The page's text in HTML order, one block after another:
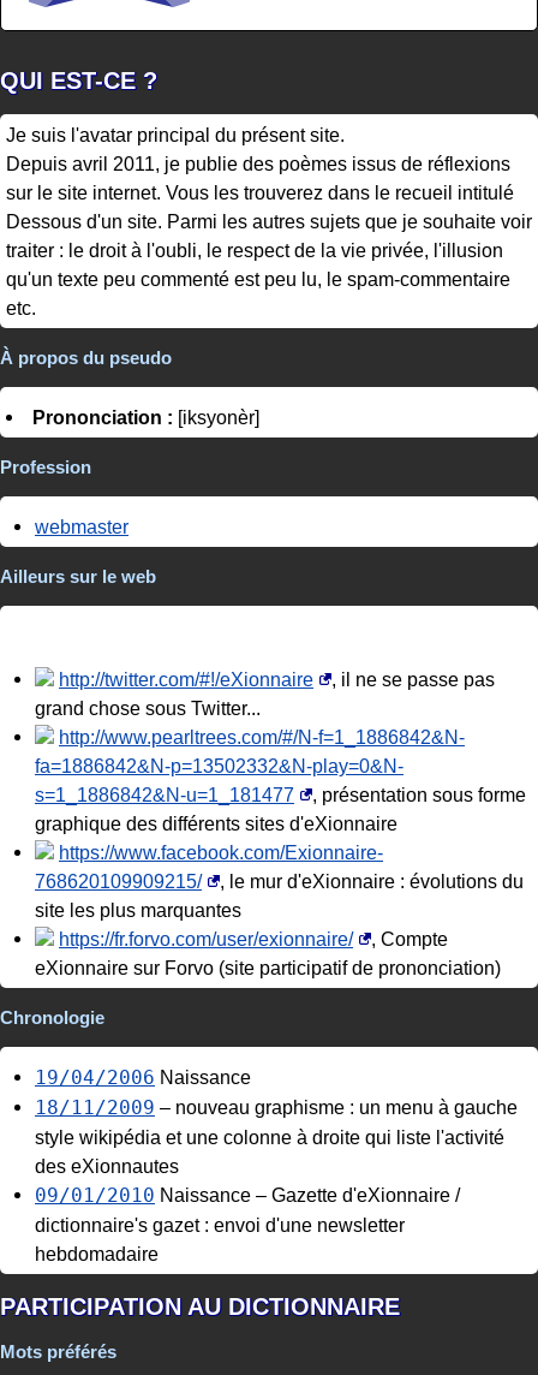
QUI EST-CE ?
Je suis l'avatar principal du présent site.
Depuis avril 2011, je publie des poèmes issus de réflexions
sur le site internet. Vous les trouverez dans le recueil intitulé
Dessous d'un site. Parmi les autres sujets que je souhaite voir
traiter : le droit à l'oubli, le respect de la vie privée, l'illusion
qu'un texte peu commenté est peu lu, le spam-commentaire
etc.
À propos du pseudo
Prononciation : [iksyonèr]
Profession
webmaster
Ailleurs sur le web
http://twitter.com/#!/eXionnaire
, il ne se passe pas
grand chose sous Twitter...
http://www.pearltrees.com/#/N-f=1_1886842&N-
fa=1886842&N-p=13502332&N-play=0&N-
s=1_1886842&N-u=1_181477
, présentation sous forme
graphique des différents sites d'eXionnaire
https://www.facebook.com/Exionnaire-
768620109909215/
, le mur d'eXionnaire : évolutions du
site les plus marquantes
https://fr.forvo.com/user/exionnaire/
, Compte
eXionnaire sur Forvo (site participatif de prononciation)
Chronologie
19/04/2006 Naissance
18/11/2009 – nouveau graphisme : un menu à gauche
style wikipédia et une colonne à droite qui liste l'activité
des eXionnautes
09/01/2010 Naissance – Gazette d'eXionnaire /
dictionnaire's gazet : envoi d'une newsletter
hebdomadaire
PARTICIPATION AU DICTIONNAIRE
Mots préférés